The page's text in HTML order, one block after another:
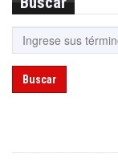
Buscar